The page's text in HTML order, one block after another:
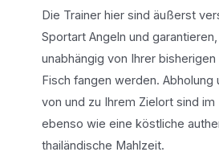
Die Trainer hier sind äußerst
Sportart Angeln und
unabhängig von Ihrer bisherigen
Fisch fangen werden. Abholung
von und zu Ihrem Zielort sind
ebenso wie eine köstliche
thailändische Mahlzeit.